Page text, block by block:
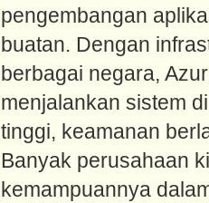
pengembangan
buatan. Dengan
berbagai negara,
menjalankan sistem
tinggi, keamanan
Banyak perusahaan
kemampuannya